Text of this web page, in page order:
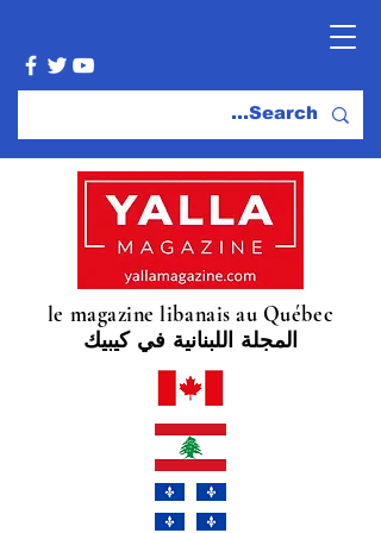
le magazine libanais au Québec
المجلة اللبنانية في كيبيك